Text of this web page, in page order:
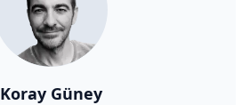
Koray Güney